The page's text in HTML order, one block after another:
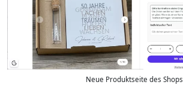
Neue Produktseite des Shops